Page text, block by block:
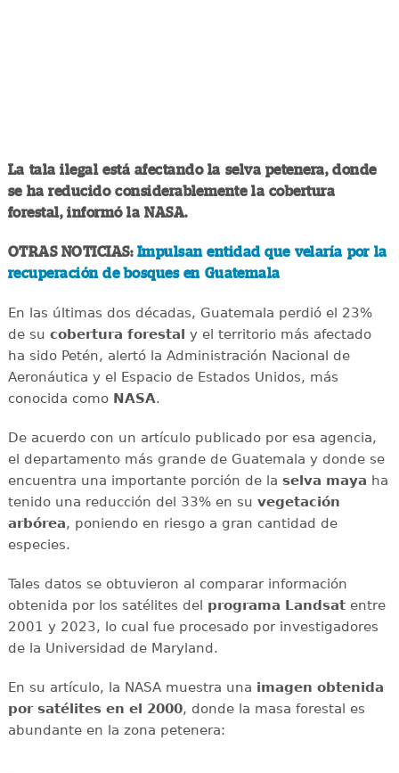
La tala ilegal está afectando la selva petenera, donde
se ha reducido considerablemente la cobertura
forestal, informó la NASA.
OTRAS NOTICIAS: Impulsan entidad que velaría por la
recuperación de bosques en Guatemala
En las últimas dos décadas, Guatemala perdió el 23%
de su cobertura forestal y el territorio más afectado
ha sido Petén, alertó la Administración Nacional de
Aeronáutica y el Espacio de Estados Unidos, más
conocida como NASA.
De acuerdo con un artículo publicado por esa agencia,
el departamento más grande de Guatemala y donde se
encuentra una importante porción de la selva maya ha
tenido una reducción del 33% en su vegetación
arbórea, poniendo en riesgo a gran cantidad de
especies.
Tales datos se obtuvieron al comparar información
obtenida por los satélites del programa Landsatentre
2001 y 2023, lo cual fue procesado por investigadores
de la Universidad de Maryland.
En su artículo, la NASA muestra una imagen obtenida
por satélites en el 2000, donde la masa forestal es
abundante en la zona petenera: